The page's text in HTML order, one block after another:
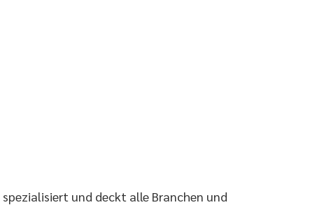
und deckt alle Branchen und